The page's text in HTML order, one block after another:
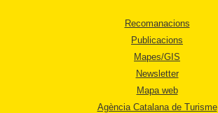
Recomanacions
Publicacions
Mapes/GIS
Newsletter
Mapa web
Agència Catalana de Turisme